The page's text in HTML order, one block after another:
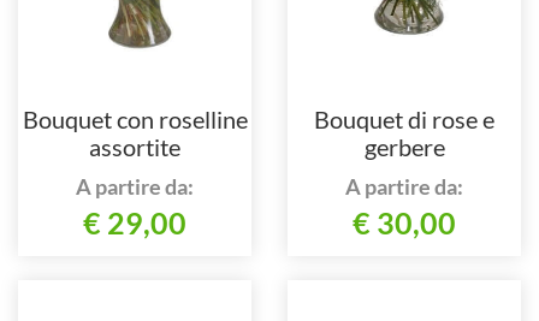
Bouquet con roselline
assortite
A partire da:
€ 29,00
Bouquet di rose e
gerbere
A partire da:
€ 30,00